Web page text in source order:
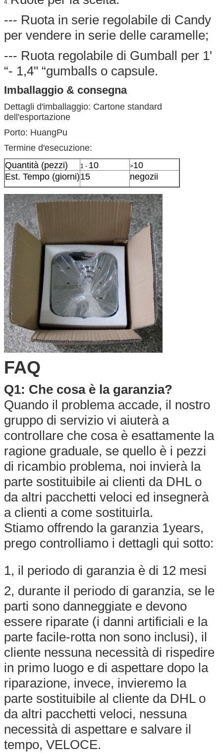
4.
--- Ruota in serie regolabile di Candy
per vendere in serie delle caramelle;
--- Ruota regolabile di Gumball per 1'
“- 1,4" “gumballs o capsule.
Imballaggio & consegna
Dettagli d'imballaggio: Cartone standard
dell'esportazione
Porto: HuangPu
Termine d'esecuzione:
Quantità (pezzi)
1 - 10 >10
Est. Tempo (giorni)15 negozii
FAQ
Q1: Che cosa è la garanzia?
Quando il problema accade, il nostro
gruppo di servizio vi aiuterà a
controllare che cosa è esattamente la
ragione graduale, se quello è i pezzi
di ricambio problema, noi invierà la
parte sostituibile ai clienti da DHL o
da altri pacchetti veloci ed insegnerà
a clienti a come sostituirla.
Stiamo offrendo la garanzia 1years,
prego controlliamo i dettagli qui sotto:
1, il periodo di garanzia è di 12 mesi
2, durante il periodo di garanzia, se le
parti sono danneggiate e devono
essere riparate (i danni artificiali e la
parte facile-rotta non sono inclusi), il
cliente nessuna necessità di rispedire
in primo luogo e di aspettare dopo la
riparazione, invece, invieremo la
parte sostituibile al cliente da DHL o
da altri pacchetti veloci, nessuna
necessità di aspettare e salvare il
tempo, VELOCE.